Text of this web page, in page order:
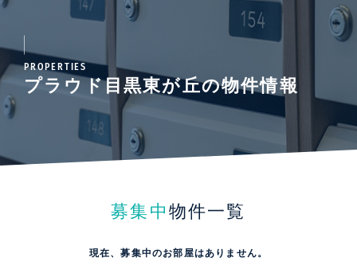
PROPERTIES
プラウド目黒東が丘の物件情報
募集中 物件一覧
現在、募集中のお部屋はありません。